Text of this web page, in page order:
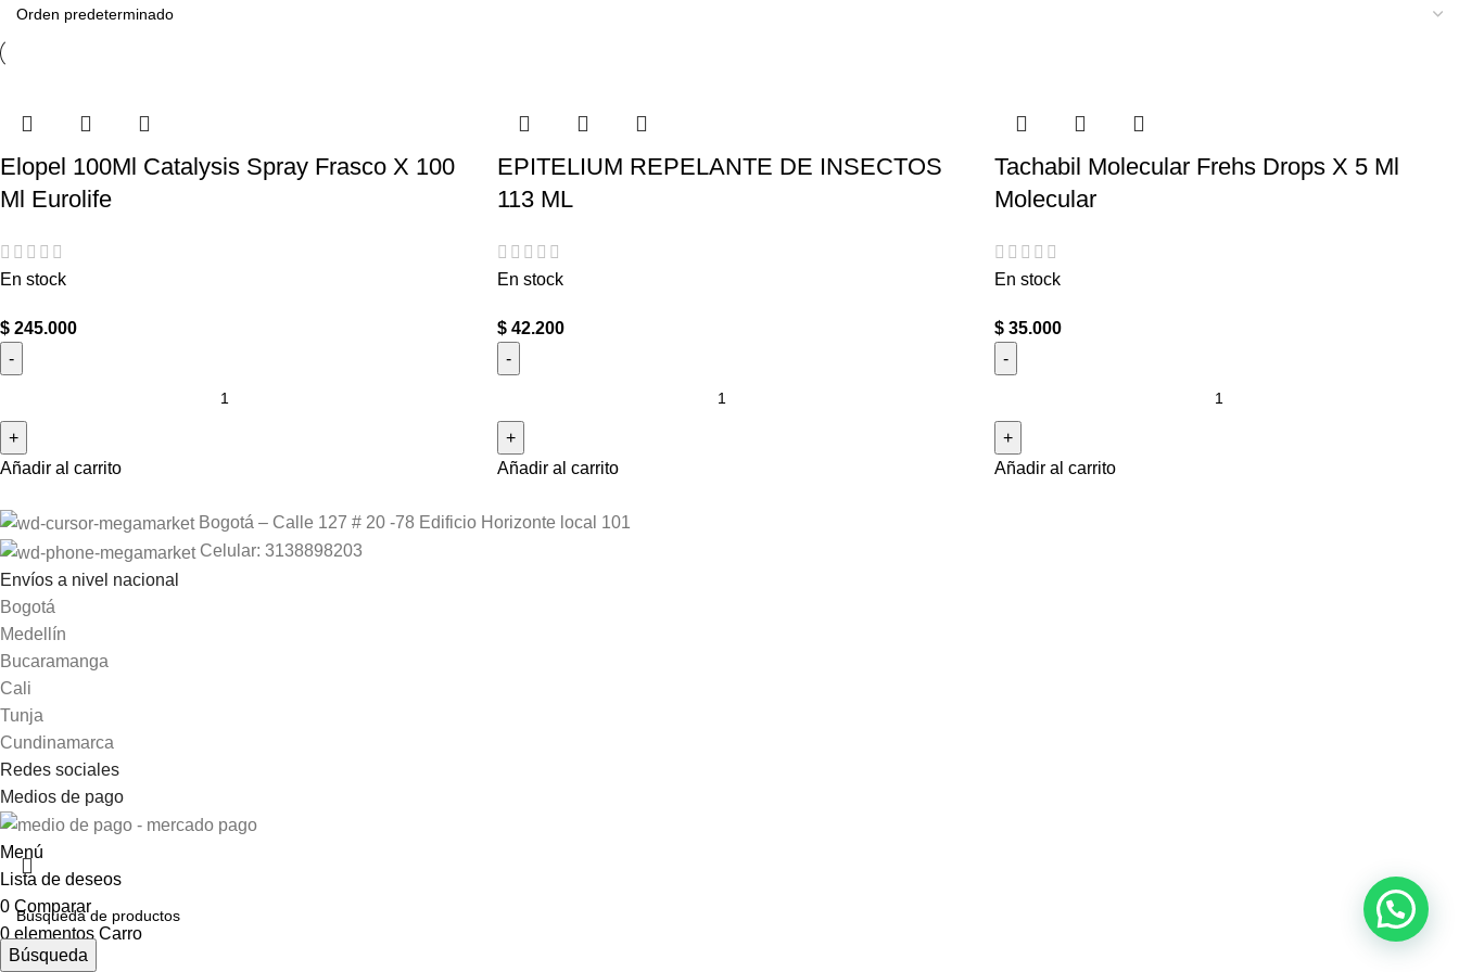
Elopel 100Ml Catalysis Spray Frasco X 100
Ml Eurolife
En stock
$ 245.000
Añadir al carrito
EPITELIUM REPELANTE DE INSECTOS
113 ML
En stock
$ 42.200
Añadir al carrito
Tachabil Molecular Frehs Drops X 5 Ml
Molecular
En stock
$ 35.000
Añadir al carrito
Bogotá – Calle 127 # 20 -78 Edificio Horizonte local 101
Celular: 3138898203
Envíos a nivel nacional
Bogotá
Medellín
Bucaramanga
Cali
Tunja
Cundinamarca
Redes sociales
Medios de pago
Búsqueda
Menú
Lista de deseos
0 Comparar
0 elementos Carro